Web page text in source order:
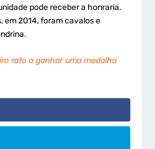
pode receber a honraria.
em 2014, foram cavalos e
rato a ganhar uma medalha